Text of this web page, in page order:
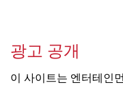
광고 공개
이 사이트는 엔터테인